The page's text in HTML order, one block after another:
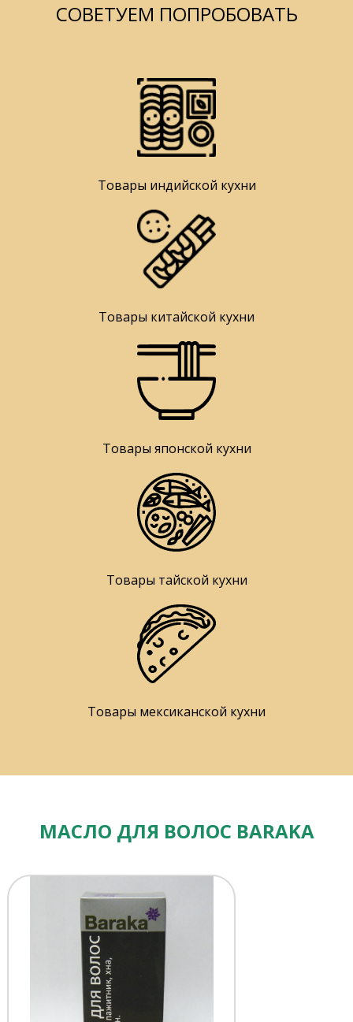
СОВЕТУЕМ ПОПРОБОВАТЬ
Товары индийской кухни
Товары китайской кухни
Товары японской кухни
Товары тайской кухни
Товары мексиканской кухни
МАСЛО ДЛЯ ВОЛОС BARAKA